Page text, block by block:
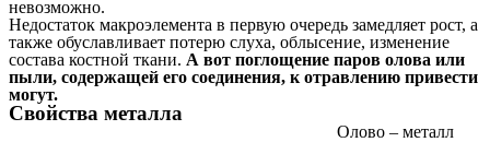
невозможно.
Недостаток макроэлемента в первую очередь замедляет рост, а
также обуславливает потерю слуха, облысение, изменение
состава костной ткани. А вот поглощение паров олова или
пыли, содержащей его соединения, к отравлению привести
могут.
Свойства металла
Олово – металл